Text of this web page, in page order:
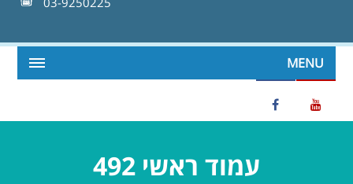
MENU
עמוד ראשי 492